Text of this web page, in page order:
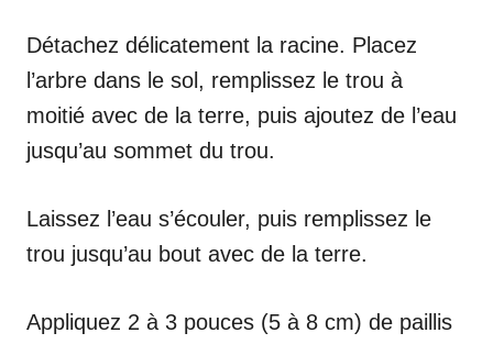
Détachez délicatement la racine. Placez
l’arbre dans le sol, remplissez le trou à
moitié avec de la terre, puis ajoutez de l’eau
jusqu’au sommet du trou.
Laissez l’eau s’écouler, puis remplissez le
trou jusqu’au bout avec de la terre.
Appliquez 2 à 3 pouces (5 à 8 cm) de paillis